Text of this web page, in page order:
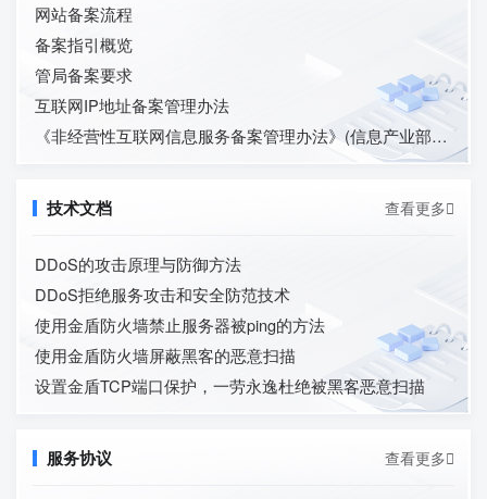
网站备案流程
备案指引概览
管局备案要求
互联网IP地址备案管理办法
《非经营性互联网信息服务备案管理办法》(信息产业部令第33号)
技术文档 查看更多
DDoS的攻击原理与防御方法
DDoS拒绝服务攻击和安全防范技术
使用金盾防火墙禁止服务器被ping的方法
使用金盾防火墙屏蔽黑客的恶意扫描
设置金盾TCP端口保护，一劳永逸杜绝被黑客恶意扫描
服务协议 查看更多